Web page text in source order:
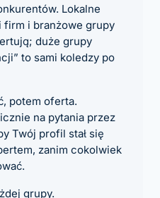
Lokalne
firm i branżowe grupy
duże grupy
to sami koledzy po
potem oferta.
na pytania przez
Twój profil stał się
zanim cokolwiek
grupy.